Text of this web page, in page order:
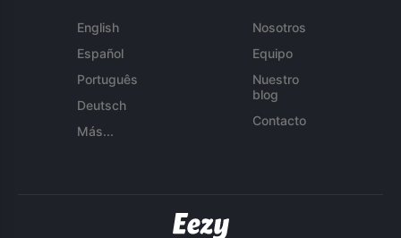
English
Español
Português
Deutsch
Más...
Nosotros
Equipo
Nuestro
blog
Contacto